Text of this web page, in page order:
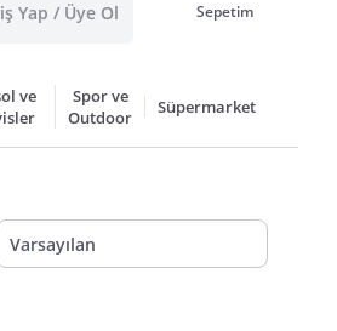
Yap / Üye Ol Sepetim
ve
Spor ve
Outdoor
Süpermarket
Varsayılan